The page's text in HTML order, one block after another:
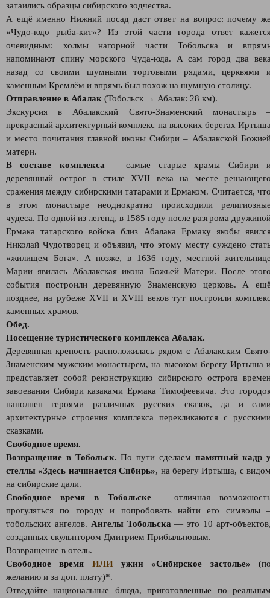
затаились образцы сибирского зодчества.
А ещё именно Нижний посад даст ответ на вопрос: почему
«Чудо-юдо рыба-кит»? Из этой части города ответ
очевидным: холмы нагорной части Тобольска и
напоминают спину морского Чуда-юда. А сам город два
назад со своими шумными торговыми рядами, церквями
каменным Кремлём и впрямь был похож на шумную столицу.
Отправление в Абалак (Тобольск → Абалак: 28 км).
Экскурсия в Абалакский Свято-Знаменский монастырь
прекрасный архитектурный комплекс на высоких берегах
и место почитания главной иконы Сибири – Абалакской
матери.
В составе комплекса – самые старые храмы Сибири
деревянный острог в стиле XVII века на месте
сражения между сибирскими татарами и Ермаком. Считается,
в этом монастыре неоднократно происходили
чудеса. По одной из легенд, в 1585 году после разгрома
Ермака татарского войска близ Абалака Ермаку якобы
Николай Чудотворец и объявил, что этому месту суждено
«жилищем Бога». А позже, в 1636 году, местной
Марии явилась Абалакская икона Божьей Матери. После
события построили деревянную Знаменскую церковь. А
позднее, на рубеже XVII и XVIII веков тут построили
каменных храмов.
Обед.
Посещение туристического комплекса Абалак.
Деревянная крепость расположилась рядом с Абалакским
Знаменским мужским монастырем, на высоком берегу Иртыша
представляет собой реконструкцию сибирского острога
завоевания Сибири казаками Ермака Тимофеевича. Это
наполнен героями различных русских сказок, да и
архитектурные строения комплекса перекликаются с
сказками.
Свободное время.
Возвращение в Тобольск. По пути сделаем памятный кадр
стеллы «Здесь начинается Сибирь», на берегу Иртыша, с
на сибирские дали.
Свободное время в Тобольске – отличная
прогуляться по городу и попробовать найти его символы
тобольских ангелов. Ангелы Тобольска — это 10 арт-
созданных скульптором Дмитрием Прибыльновым.
Возвращение в отель.
Свободное время ИЛИужин «Сибирское застолье»
желанию и за доп. плату)*.
Отведайте национальные блюда, приготовленные по